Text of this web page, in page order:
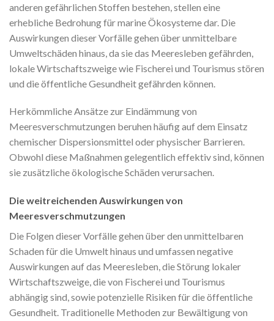
anderen gefährlichen Stoffen bestehen, stellen eine
erhebliche Bedrohung für marine Ökosysteme dar. Die
Auswirkungen dieser Vorfälle gehen über unmittelbare
Umweltschäden hinaus, da sie das Meeresleben gefährden,
lokale Wirtschaftszweige wie Fischerei und Tourismus stören
und die öffentliche Gesundheit gefährden können.
Herkömmliche Ansätze zur Eindämmung von
Meeresverschmutzungen beruhen häufig auf dem Einsatz
chemischer Dispersionsmittel oder physischer Barrieren.
Obwohl diese Maßnahmen gelegentlich effektiv sind, können
sie zusätzliche ökologische Schäden verursachen.
Die weitreichenden Auswirkungen von
Meeresverschmutzungen
Die Folgen dieser Vorfälle gehen über den unmittelbaren
Schaden für die Umwelt hinaus und umfassen negative
Auswirkungen auf das Meeresleben, die Störung lokaler
Wirtschaftszweige, die von Fischerei und Tourismus
abhängig sind, sowie potenzielle Risiken für die öffentliche
Gesundheit. Traditionelle Methoden zur Bewältigung von